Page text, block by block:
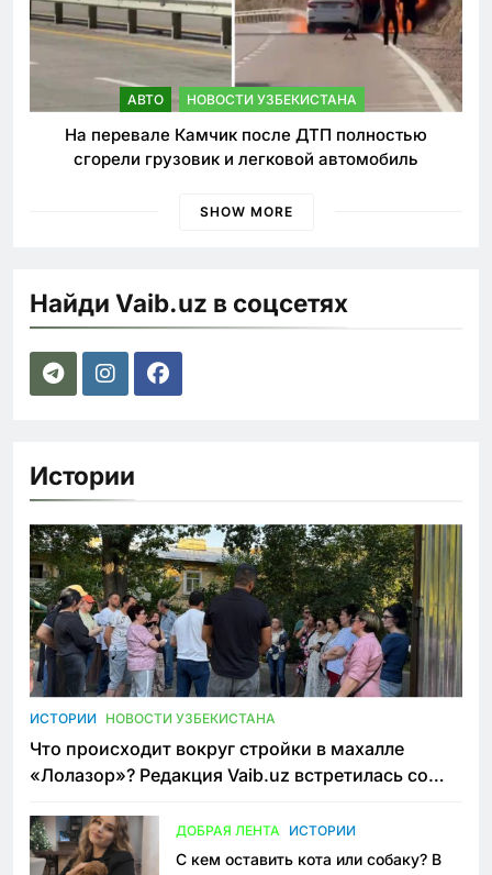
АВТО НОВОСТИ УЗБЕКИСТАНА
На перевале Камчик после ДТП полностью
сгорели грузовик и легковой автомобиль
SHOW MORE
Найди Vaib.uz в соцсетях
Истории
ИСТОРИИ НОВОСТИ УЗБЕКИСТАНА
Что происходит вокруг стройки в махалле
«Лолазор»? Редакция Vaib.uz встретилась со
ДОБРАЯ ЛЕНТА ИСТОРИИ
С кем оставить кота или собаку? В